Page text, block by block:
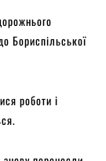
Бориспільської
роботи і